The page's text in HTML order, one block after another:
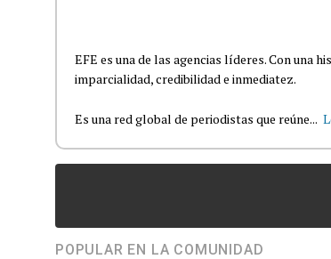
EFE es una de las agencias líderes. Con una
imparcialidad, credibilidad e inmediatez.
Es una red global de periodistas que reúne...
POPULAR EN LA COMUNIDAD